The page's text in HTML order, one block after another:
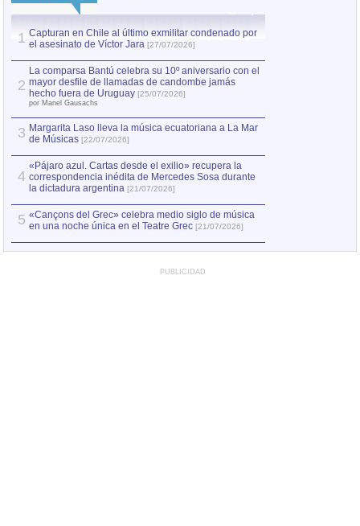
1 Capturan en Chile al último exmilitar condenado por
el asesinato de Víctor Jara [27/07/2026]
2
La comparsa Bantú celebra su 10º aniversario con el
mayor desfile de llamadas de candombe jamás
hecho fuera de Uruguay [25/07/2026]
por Manel Gausachs
3 Margarita Laso lleva la música ecuatoriana a La Mar
de Músicas [22/07/2026]
4
«Pájaro azul. Cartas desde el exilio» recupera la
correspondencia inédita de Mercedes Sosa durante
la dictadura argentina [21/07/2026]
5 «Cançons del Grec» celebra medio siglo de música
en una noche única en el Teatre Grec [21/07/2026]
PUBLICIDAD